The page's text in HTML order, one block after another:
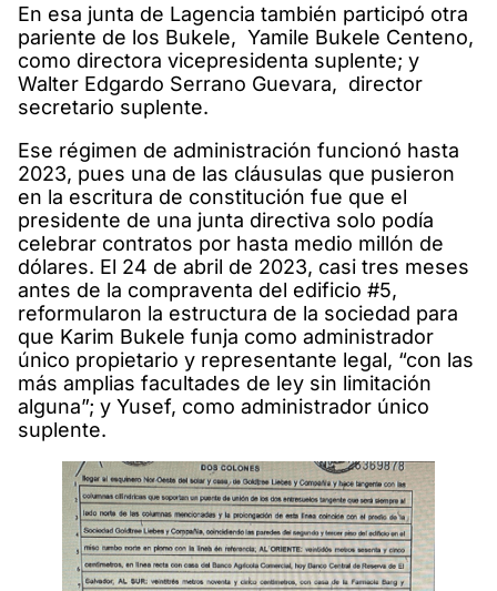
En esa junta de Lagencia también participó otra
pariente de los Bukele, Yamile Bukele Centeno,
como directora vicepresidenta suplente; y
Walter Edgardo Serrano Guevara, director
secretario suplente.
Ese régimen de administración funcionó hasta
2023, pues una de las cláusulas que pusieron
en la escritura de constitución fue que el
presidente de una junta directiva solo podía
celebrar contratos por hasta medio millón de
dólares. El 24 de abril de 2023, casi tres meses
antes de la compraventa del edificio #5,
reformularon la estructura de la sociedad para
que Karim Bukele funja como administrador
único propietario y representante legal, “con las
más amplias facultades de ley sin limitación
alguna”; y Yusef, como administrador único
suplente.